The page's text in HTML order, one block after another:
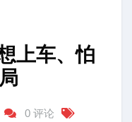
上车、怕
0 评论